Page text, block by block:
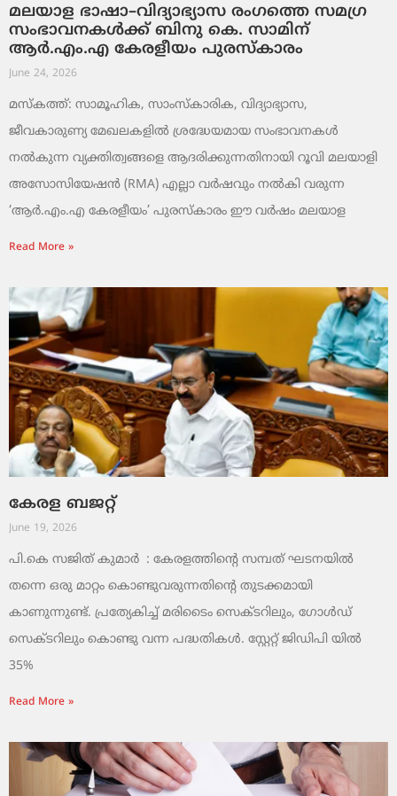
മലയാള ഭാഷാ–വിദ്യാഭ്യാസ രംഗത്തെ സമഗ്ര
സംഭാവനകൾക്ക് ബിനു കെ. സാമിന്
ആർ.എം.എ കേരളീയം പുരസ്‌കാരം
June 24, 2026
മസ്കത്ത്: സാമൂഹിക, സാംസ്‌കാരിക, വിദ്യാഭ്യാസ,
ജീവകാരുണ്യ മേഖലകളിൽ ശ്രദ്ധേയമായ സംഭാവനകൾ
നൽകുന്ന വ്യക്തിത്വങ്ങളെ ആദരിക്കുന്നതിനായി റൂവി മലയാളി
അസോസിയേഷൻ (RMA) എല്ലാ വർഷവും നൽകി വരുന്ന
‘ആർ.എം.എ കേരളീയം’ പുരസ്‌കാരം ഈ വർഷം മലയാള
Read More »
കേരള ബജറ്റ്
June 19, 2026
പി.കെ സജിത് കുമാര്‍ : കേരളത്തിന്റെ സമ്പത് ഘടനയിൽ
തന്നെ ഒരു മാറ്റം കൊണ്ടുവരുന്നതിന്റെ തുടക്കമായി
കാണുന്നുണ്ട്. പ്രത്യേകിച്ച് മരിടൈം സെക്ടറിലും, ഗോൾഡ്
സെക്ടറിലും കൊണ്ടു വന്ന പദ്ധതികൾ. സ്റ്റേറ്റ് ജിഡിപി യിൽ
35%
Read More »